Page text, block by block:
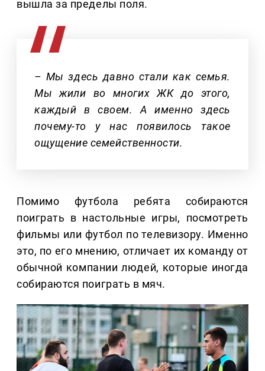
вышла за пределы поля.
– Мы здесь давно стали как семья.
Мы жили во многих ЖК до этого,
каждый в своем. А именно здесь
почему-то у нас появилось такое
ощущение семейственности.
Помимо футбола ребята собираются
поиграть в настольные игры, посмотреть
фильмы или футбол по телевизору. Именно
это, по его мнению, отличает их команду от
обычной компании людей, которые иногда
собираются поиграть в мяч.